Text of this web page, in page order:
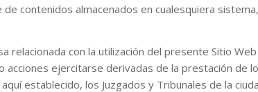
de contenidos almacenados en cualesquiera
relacionada con la utilización del presente Sitio
acciones ejercitarse derivadas de la prestación de
establecido, los Juzgados y Tribunales de la